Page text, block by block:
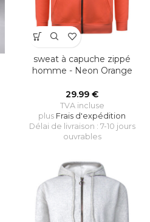
sweat à capuche zippé
homme - Neon Orange
29.99 €
TVA incluse
plus Frais d'expédition
Délai de livraison : 7-10 jours
ouvrables